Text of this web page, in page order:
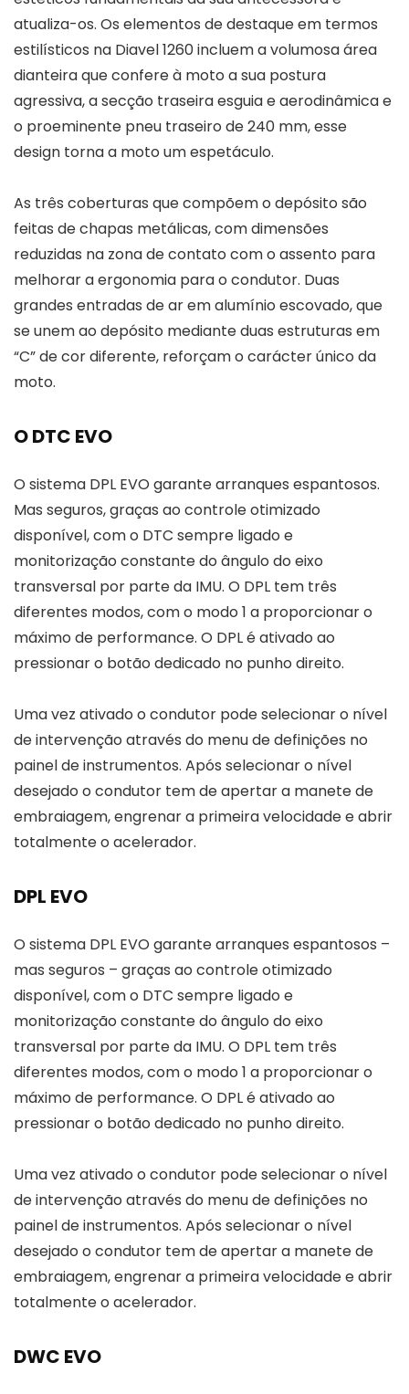
atualiza-os. Os elementos de destaque em termos
estilísticos na Diavel 1260 incluem a volumosa área
dianteira que confere à moto a sua postura
agressiva, a secção traseira esguia e aerodinâmica e
o proeminente pneu traseiro de 240 mm, esse
design torna a moto um espetáculo.
As três coberturas que compõem o depósito são
feitas de chapas metálicas, com dimensões
reduzidas na zona de contato com o assento para
melhorar a ergonomia para o condutor. Duas
grandes entradas de ar em alumínio escovado, que
se unem ao depósito mediante duas estruturas em
“C” de cor diferente, reforçam o carácter único da
moto.
O DTC EVO
O sistema DPL EVO garante arranques espantosos.
Mas seguros, graças ao controle otimizado
disponível, com o DTC sempre ligado e
monitorização constante do ângulo do eixo
transversal por parte da IMU. O DPL tem três
diferentes modos, com o modo 1 a proporcionar o
máximo de performance. O DPL é ativado ao
pressionar o botão dedicado no punho direito.
Uma vez ativado o condutor pode selecionar o nível
de intervenção através do menu de definições no
painel de instrumentos. Após selecionar o nível
desejado o condutor tem de apertar a manete de
embraiagem, engrenar a primeira velocidade e abrir
totalmente o acelerador.
DPL EVO
O sistema DPL EVO garante arranques espantosos –
mas seguros – graças ao controle otimizado
disponível, com o DTC sempre ligado e
monitorização constante do ângulo do eixo
transversal por parte da IMU. O DPL tem três
diferentes modos, com o modo 1 a proporcionar o
máximo de performance. O DPL é ativado ao
pressionar o botão dedicado no punho direito.
Uma vez ativado o condutor pode selecionar o nível
de intervenção através do menu de definições no
painel de instrumentos. Após selecionar o nível
desejado o condutor tem de apertar a manete de
embraiagem, engrenar a primeira velocidade e abrir
totalmente o acelerador.
DWC EVO